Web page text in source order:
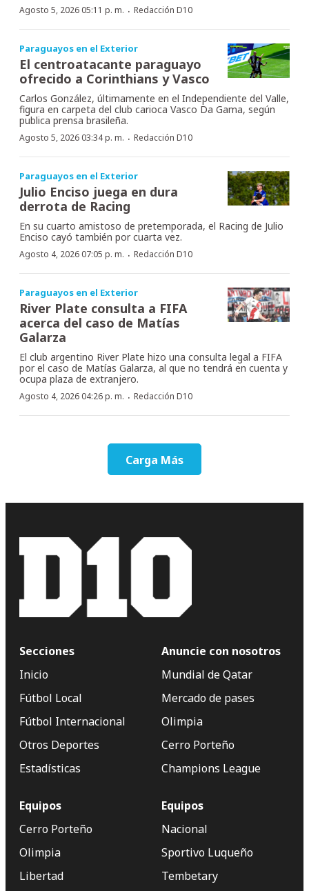
Agosto 5, 2026 05:11 p. m. · Redacción D10
Paraguayos en el Exterior
El centroatacante paraguayo
ofrecido a Corinthians y Vasco
Carlos González, últimamente en el Independiente del Valle,
figura en carpeta del club carioca Vasco Da Gama, según
publica prensa brasileña.
Agosto 5, 2026 03:34 p. m. · Redacción D10
Paraguayos en el Exterior
Julio Enciso juega en dura
derrota de Racing
En su cuarto amistoso de pretemporada, el Racing de Julio
Enciso cayó también por cuarta vez.
Agosto 4, 2026 07:05 p. m. · Redacción D10
Paraguayos en el Exterior
River Plate consulta a FIFA
acerca del caso de Matías
Galarza
El club argentino River Plate hizo una consulta legal a FIFA
por el caso de Matías Galarza, al que no tendrá en cuenta y
ocupa plaza de extranjero.
Agosto 4, 2026 04:26 p. m. · Redacción D10
Carga Más
Secciones
Inicio
Fútbol Local
Fútbol Internacional
Otros Deportes
Estadísticas
Anuncie con nosotros
Mundial de Qatar
Mercado de pases
Olimpia
Cerro Porteño
Champions League
Equipos
Cerro Porteño
Olimpia
Libertad
Equipos
Nacional
Sportivo Luqueño
Tembetary